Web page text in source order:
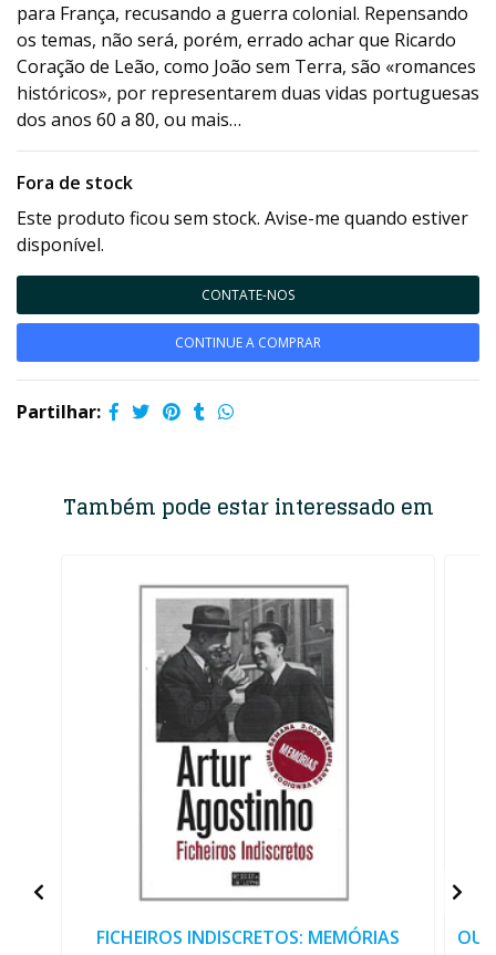
para França, recusando a guerra colonial. Repensando
os temas, não será, porém, errado achar que Ricardo
Coração de Leão, como João sem Terra, são «romances
históricos», por representarem duas vidas portuguesas
dos anos 60 a 80, ou mais…
Fora de stock
Este produto ficou sem stock. Avise-me quando estiver
disponível.
CONTATE-NOS
CONTINUE A COMPRAR
Partilhar:
Também pode estar interessado em
FICHEIROS INDISCRETOS: MEMÓRIAS